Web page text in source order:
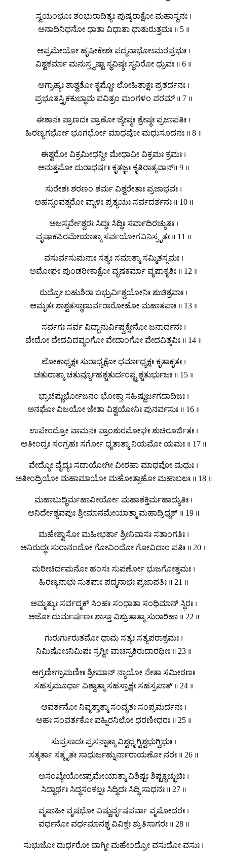
ಸ್ವಯಂಭೂಃ ಶಂಭುರಾದಿತ್ಯಃ ಪುಷ್ಕರಾಕ್ಷೋ ಮಹಾಸ್ವನಃ ।
ಅನಾದಿನಿಧನೋ ಧಾತಾ ವಿಧಾತಾ ಧಾತುರುತ್ತಮಃ ॥ 5 ॥
ಅಪ್ರಮೇಯೋ ಹೃಷೀಕೇಶಃ ಪದ್ಮನಾಭೋಽಮರಪ್ರಭುಃ ।
ವಿಶ್ವಕರ್ಮಾ ಮನುಸ್ತ್ವಷ್ಟಾ ಸ್ಥವಿಷ್ಠಃ ಸ್ಥವಿರೋ ಧ್ರುವಃ ॥ 6 ॥
ಅಗ್ರಾಹ್ಯಃ ಶಾಶ್ವತೋ ಕೃಷ್ಣೋ ಲೋಹಿತಾಕ್ಷಃ ಪ್ರತರ್ದನಃ ।
ಪ್ರಭೂತಸ್ತ್ರಿಕಕುಬ್ಧಾಮ ಪವಿತ್ರಂ ಮಂಗಳಂ ಪರಮ್ ॥ 7 ॥
ಈಶಾನಃ ಪ್ರಾಣದಃ ಪ್ರಾಣೋ ಜ್ಯೇಷ್ಠಃ ಶ್ರೇಷ್ಠಃ ಪ್ರಜಾಪತಿಃ ।
ಹಿರಣ್ಯಗರ್ಭೋ ಭೂಗರ್ಭೋ ಮಾಧವೋ ಮಧುಸೂದನಃ ॥ 8 ॥
ಈಶ್ವರೋ ವಿಕ್ರಮೀಧನ್ವೀ ಮೇಧಾವೀ ವಿಕ್ರಮಃ ಕ್ರಮಃ ।
ಅನುತ್ತಮೋ ದುರಾಧರ್ಷಃ ಕೃತಜ್ಞಃ ಕೃತಿರಾತ್ಮವಾನ್॥ 9 ॥
ಸುರೇಶಃ ಶರಣಂ ಶರ್ಮ ವಿಶ್ವರೇತಾಃ ಪ್ರಜಾಭವಃ ।
ಅಹಸ್ಸಂವತ್ಸರೋ ವ್ಯಾಳಃ ಪ್ರತ್ಯಯಃ ಸರ್ವದರ್ಶನಃ ॥ 10 ॥
ಅಜಸ್ಸರ್ವೇಶ್ವರಃ ಸಿದ್ಧಃ ಸಿದ್ಧಿಃ ಸರ್ವಾದಿರಚ್ಯುತಃ ।
ವೃಷಾಕಪಿರಮೇಯಾತ್ಮಾ ಸರ್ವಯೋಗವಿನಿಸ್ಸೃತಃ ॥ 11 ॥
ವಸುರ್ವಸುಮನಾಃ ಸತ್ಯಃ ಸಮಾತ್ಮಾ ಸಮ್ಮಿತಸ್ಸಮಃ ।
ಅಮೋಘಃ ಪುಂಡರೀಕಾಕ್ಷೋ ವೃಷಕರ್ಮಾ ವೃಷಾಕೃತಿಃ ॥ 12 ॥
ರುದ್ರೋ ಬಹುಶಿರಾ ಬಭ್ರುರ್ವಿಶ್ವಯೋನಿಃ ಶುಚಿಶ್ರವಾಃ ।
ಅಮೃತಃ ಶಾಶ್ವತಸ್ಥಾಣುರ್ವರಾರೋಹೋ ಮಹಾತಪಾಃ ॥ 13 ॥
ಸರ್ವಗಃ ಸರ್ವ ವಿದ್ಭಾನುರ್ವಿಷ್ವಕ್ಸೇನೋ ಜನಾರ್ದನಃ ।
ವೇದೋ ವೇದವಿದವ್ಯಂಗೋ ವೇದಾಂಗೋ ವೇದವಿತ್ಕವಿಃ ॥ 14 ॥
ಲೋಕಾಧ್ಯಕ್ಷಃ ಸುರಾಧ್ಯಕ್ಷೋ ಧರ್ಮಾಧ್ಯಕ್ಷಃ ಕೃತಾಕೃತಃ ।
ಚತುರಾತ್ಮಾ ಚತುರ್ವ್ಯೂಹಶ್ಚತುರ್ದಂಷ್ಟ್ರಶ್ಚತುರ್ಭುಜಃ ॥ 15 ॥
ಭ್ರಾಜಿಷ್ಣುರ್ಭೋಜನಂ ಭೋಕ್ತಾ ಸಹಿಷ್ಣುರ್ಜಗದಾದಿಜಃ ।
ಅನಘೋ ವಿಜಯೋ ಜೇತಾ ವಿಶ್ವಯೋನಿಃ ಪುನರ್ವಸುಃ ॥ 16 ॥
ಉಪೇಂದ್ರೋ ವಾಮನಃ ಪ್ರಾಂಶುರಮೋಘಃ ಶುಚಿರೂರ್ಜಿತಃ ।
ಅತೀಂದ್ರಃ ಸಂಗ್ರಹಃ ಸರ್ಗೋ ಧೃತಾತ್ಮಾ ನಿಯಮೋ ಯಮಃ ॥ 17 ॥
ವೇದ್ಯೋ ವೈದ್ಯಃ ಸದಾಯೋಗೀ ವೀರಹಾ ಮಾಧವೋ ಮಧುಃ ।
ಅತೀಂದ್ರಿಯೋ ಮಹಾಮಾಯೋ ಮಹೋತ್ಸಾಹೋ ಮಹಾಬಲಃ ॥ 18 ॥
ಮಹಾಬುದ್ಧಿರ್ಮಹಾವೀರ್ಯೋ ಮಹಾಶಕ್ತಿರ್ಮಹಾದ್ಯುತಿಃ ।
ಅನಿರ್ದೇಶ್ಯವಪುಃ ಶ್ರೀಮಾನಮೇಯಾತ್ಮಾ ಮಹಾದ್ರಿಧೃಕ್ ॥ 19 ॥
ಮಹೇಶ್ವಾಸೋ ಮಹೀಭರ್ತಾ ಶ್ರೀನಿವಾಸಃ ಸತಾಂಗತಿಃ ।
ಅನಿರುದ್ಧಃ ಸುರಾನಂದೋ ಗೋವಿಂದೋ ಗೋವಿದಾಂ ಪತಿಃ ॥ 20 ॥
ಮರೀಚಿರ್ದಮನೋ ಹಂಸಃ ಸುಪರ್ಣೋ ಭುಜಗೋತ್ತಮಃ ।
ಹಿರಣ್ಯನಾಭಃ ಸುತಪಾಃ ಪದ್ಮನಾಭಃ ಪ್ರಜಾಪತಿಃ ॥ 21 ॥
ಅಮೃತ್ಯುಃ ಸರ್ವದೃಕ್ ಸಿಂಹಃ ಸಂಧಾತಾ ಸಂಧಿಮಾನ್ ಸ್ಥಿರಃ ।
ಅಜೋ ದುರ್ಮರ್ಷಣಃ ಶಾಸ್ತಾ ವಿಶ್ರುತಾತ್ಮಾ ಸುರಾರಿಹಾ ॥ 22 ॥
ಗುರುರ್ಗುರುತಮೋ ಧಾಮ ಸತ್ಯಃ ಸತ್ಯಪರಾಕ್ರಮಃ ।
ನಿಮಿಷೋಽನಿಮಿಷಃ ಸ್ರಗ್ವೀ ವಾಚಸ್ಪತಿರುದಾರಧೀಃ ॥ 23 ॥
ಅಗ್ರಣೀಗ್ರಾಮಣೀಃ ಶ್ರೀಮಾನ್ ನ್ಯಾಯೋ ನೇತಾ ಸಮೀರಣಃ
ಸಹಸ್ರಮೂರ್ಧಾ ವಿಶ್ವಾತ್ಮಾ ಸಹಸ್ರಾಕ್ಷಃ ಸಹಸ್ರಪಾತ್ ॥ 24 ॥
ಆವರ್ತನೋ ನಿವೃತ್ತಾತ್ಮಾ ಸಂವೃತಃ ಸಂಪ್ರಮರ್ದನಃ ।
ಅಹಃ ಸಂವರ್ತಕೋ ವಹ್ನಿರನಿಲೋ ಧರಣೀಧರಃ ॥ 25 ॥
ಸುಪ್ರಸಾದಃ ಪ್ರಸನ್ನಾತ್ಮಾ ವಿಶ್ವಧೃಗ್ವಿಶ್ವಭುಗ್ವಿಭುಃ ।
ಸತ್ಕರ್ತಾ ಸತ್ಕೃತಃ ಸಾಧುರ್ಜಹ್ನುರ್ನಾರಾಯಣೋ ನರಃ ॥ 26 ॥
ಅಸಂಖ್ಯೇಯೋಽಪ್ರಮೇಯಾತ್ಮಾ ವಿಶಿಷ್ಟಃ ಶಿಷ್ಟಕೃಚ್ಛುಚಿಃ ।
ಸಿದ್ಧಾರ್ಥಃ ಸಿದ್ಧಸಂಕಲ್ಪಃ ಸಿದ್ಧಿದಃ ಸಿದ್ಧಿ ಸಾಧನಃ ॥ 27 ॥
ವೃಷಾಹೀ ವೃಷಭೋ ವಿಷ್ಣುರ್ವೃಷಪರ್ವಾ ವೃಷೋದರಃ ।
ವರ್ಧನೋ ವರ್ಧಮಾನಶ್ಚ ವಿವಿಕ್ತಃ ಶ್ರುತಿಸಾಗರಃ ॥ 28 ॥
ಸುಭುಜೋ ದುರ್ಧರೋ ವಾಗ್ಮೀ ಮಹೇಂದ್ರೋ ವಸುದೋ ವಸುಃ ।